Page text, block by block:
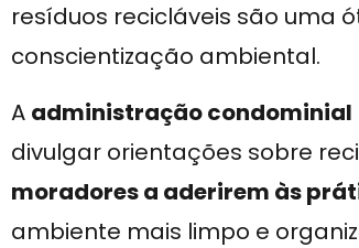
resíduos recicláveis são uma
conscientização ambiental.
A administração condominial
divulgar orientações sobre
moradores a aderirem às
ambiente mais limpo e